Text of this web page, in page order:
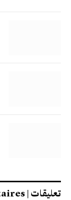
تعليقات | Commentaires